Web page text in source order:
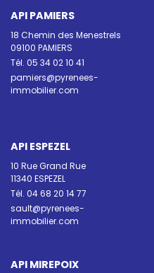
API PAMIERS
18 Chemin des Menestrels
09100 PAMIERS
Tél. 05 34 02 10 41
pamiers@pyrenees-
immobilier.com
API ESPEZEL
10 Rue Grand Rue
11340 ESPEZEL
Tél. 04 68 20 14 77
sault@pyrenees-
immobilier.com
API MIREPOIX